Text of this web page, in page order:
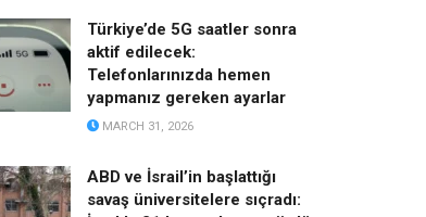
Türkiye’de 5G saatler sonra
aktif edilecek:
Telefonlarınızda hemen
yapmanız gereken ayarlar
MARCH 31, 2026
ABD ve İsrail’in başlattığı
savaş üniversitelere sıçradı: